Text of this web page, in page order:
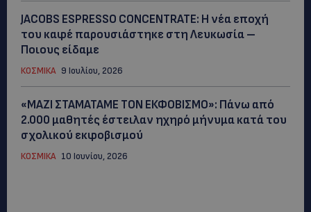
JACOBS ESPRESSO CONCENTRATE: Η νέα εποχή
του καφέ παρουσιάστηκε στη Λευκωσία –
Ποιους είδαμε
ΚΟΣΜΙΚΑ 9 Ιουλίου, 2026
«ΜΑΖΙ ΣΤΑΜΑΤΑΜΕ ΤΟΝ ΕΚΦΟΒΙΣΜΟ»: Πάνω από
2.000 μαθητές έστειλαν ηχηρό μήνυμα κατά του
σχολικού εκφοβισμού
ΚΟΣΜΙΚΑ 10 Ιουνίου, 2026